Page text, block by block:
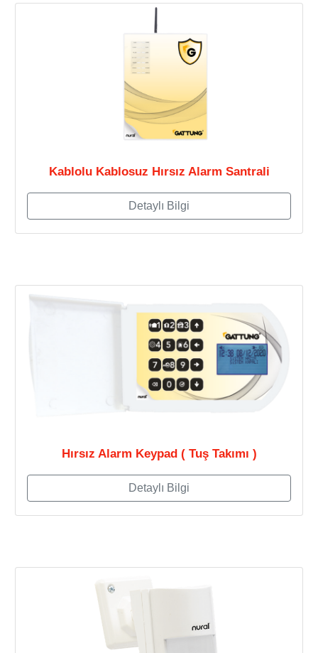
Kablolu Kablosuz Hırsız Alarm Santrali
Detaylı Bilgi
Hırsız Alarm Keypad ( Tuş Takımı )
Detaylı Bilgi